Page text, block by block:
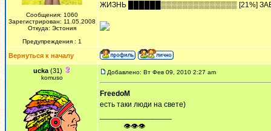
Сообщения: 1060
Зарегистрирован: 11.05.2008
Откуда: Эстония
Предупреждения : 1
ЖИЗHЬ ██████▒▒▒▒▒▒▒▒▒▒▒▒▒▒ [21%]
Вернуться к началу
ucka (31)
komuso
Добавлено: Вт Фев 09, 2010 2:27 am
FreedoM
есть таки люди на свете)
ᅠ ᅠ ᅠ👁👁👁